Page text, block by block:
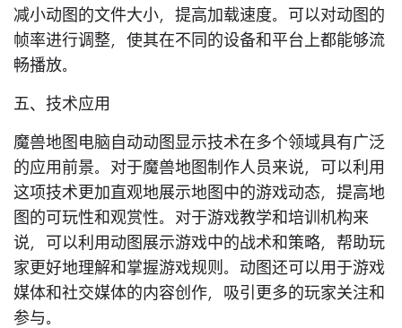
减小动图的文件大小，提高加载速度。可以对动图的
帧率进行调整，使其在不同的设备和平台上都能够流
畅播放。
五、技术应用
魔兽地图电脑自动动图显示技术在多个领域具有广泛
的应用前景。对于魔兽地图制作人员来说，可以利用
这项技术更加直观地展示地图中的游戏动态，提高地
图的可玩性和观赏性。对于游戏教学和培训机构来
说，可以利用动图展示游戏中的战术和策略，帮助玩
家更好地理解和掌握游戏规则。动图还可以用于游戏
媒体和社交媒体的内容创作，吸引更多的玩家关注和
参与。